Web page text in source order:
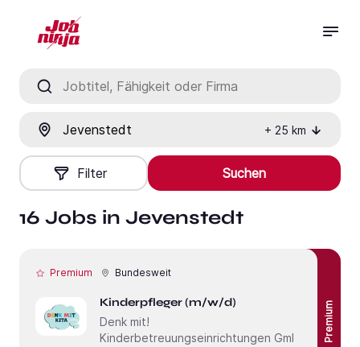
+ 25 km
Filter Suchen
16 Jobs in Jevenstedt
Premium Bundesweit
Kinderpfleger (m/w/d)
Denk mit!
Kinderbetreuungseinrichtungen GmbH &
Premium